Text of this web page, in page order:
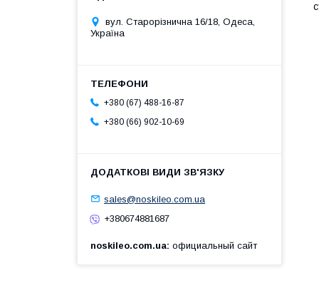
вул. Старорізнична 16/18, Одеса,
Україна
+380 (67) 488-16-87
+380 (66) 902-10-69
sales@noskileo.com.ua
+380674881687
noskileo.com.ua официальный сайт